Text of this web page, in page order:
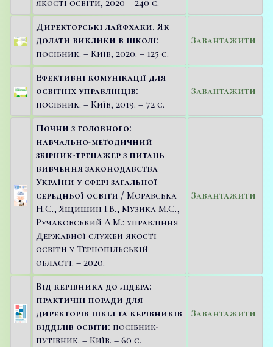
якості освіти, 2020 – 240 с.
Директорські лайфхаки. Як
долати виклики в школі:
посібник. – Київ, 2020. – 125 с.
Завантажити
Ефективні комунікації для
освітніх управлінців:
посібник. – Київ, 2019. – 72 с.
Завантажити
Почни з головного:
навчально-методичний
збірник-тренажер з питань
вивчення законодавства
України у сфері загальної
середньої освіти / Моравська
Н.С., Ящишин І.В., Музика М.С.,
Ручаковський А.М.: управління
Державної служби якості
освіти у Тернопільській
області. – 2020.
Завантажити
Від керівника до лідера:
практичні поради для
директорів шкіл та керівників
відділів освіти: посібник-
путівник. – Київ. – 60 с.
Завантажити